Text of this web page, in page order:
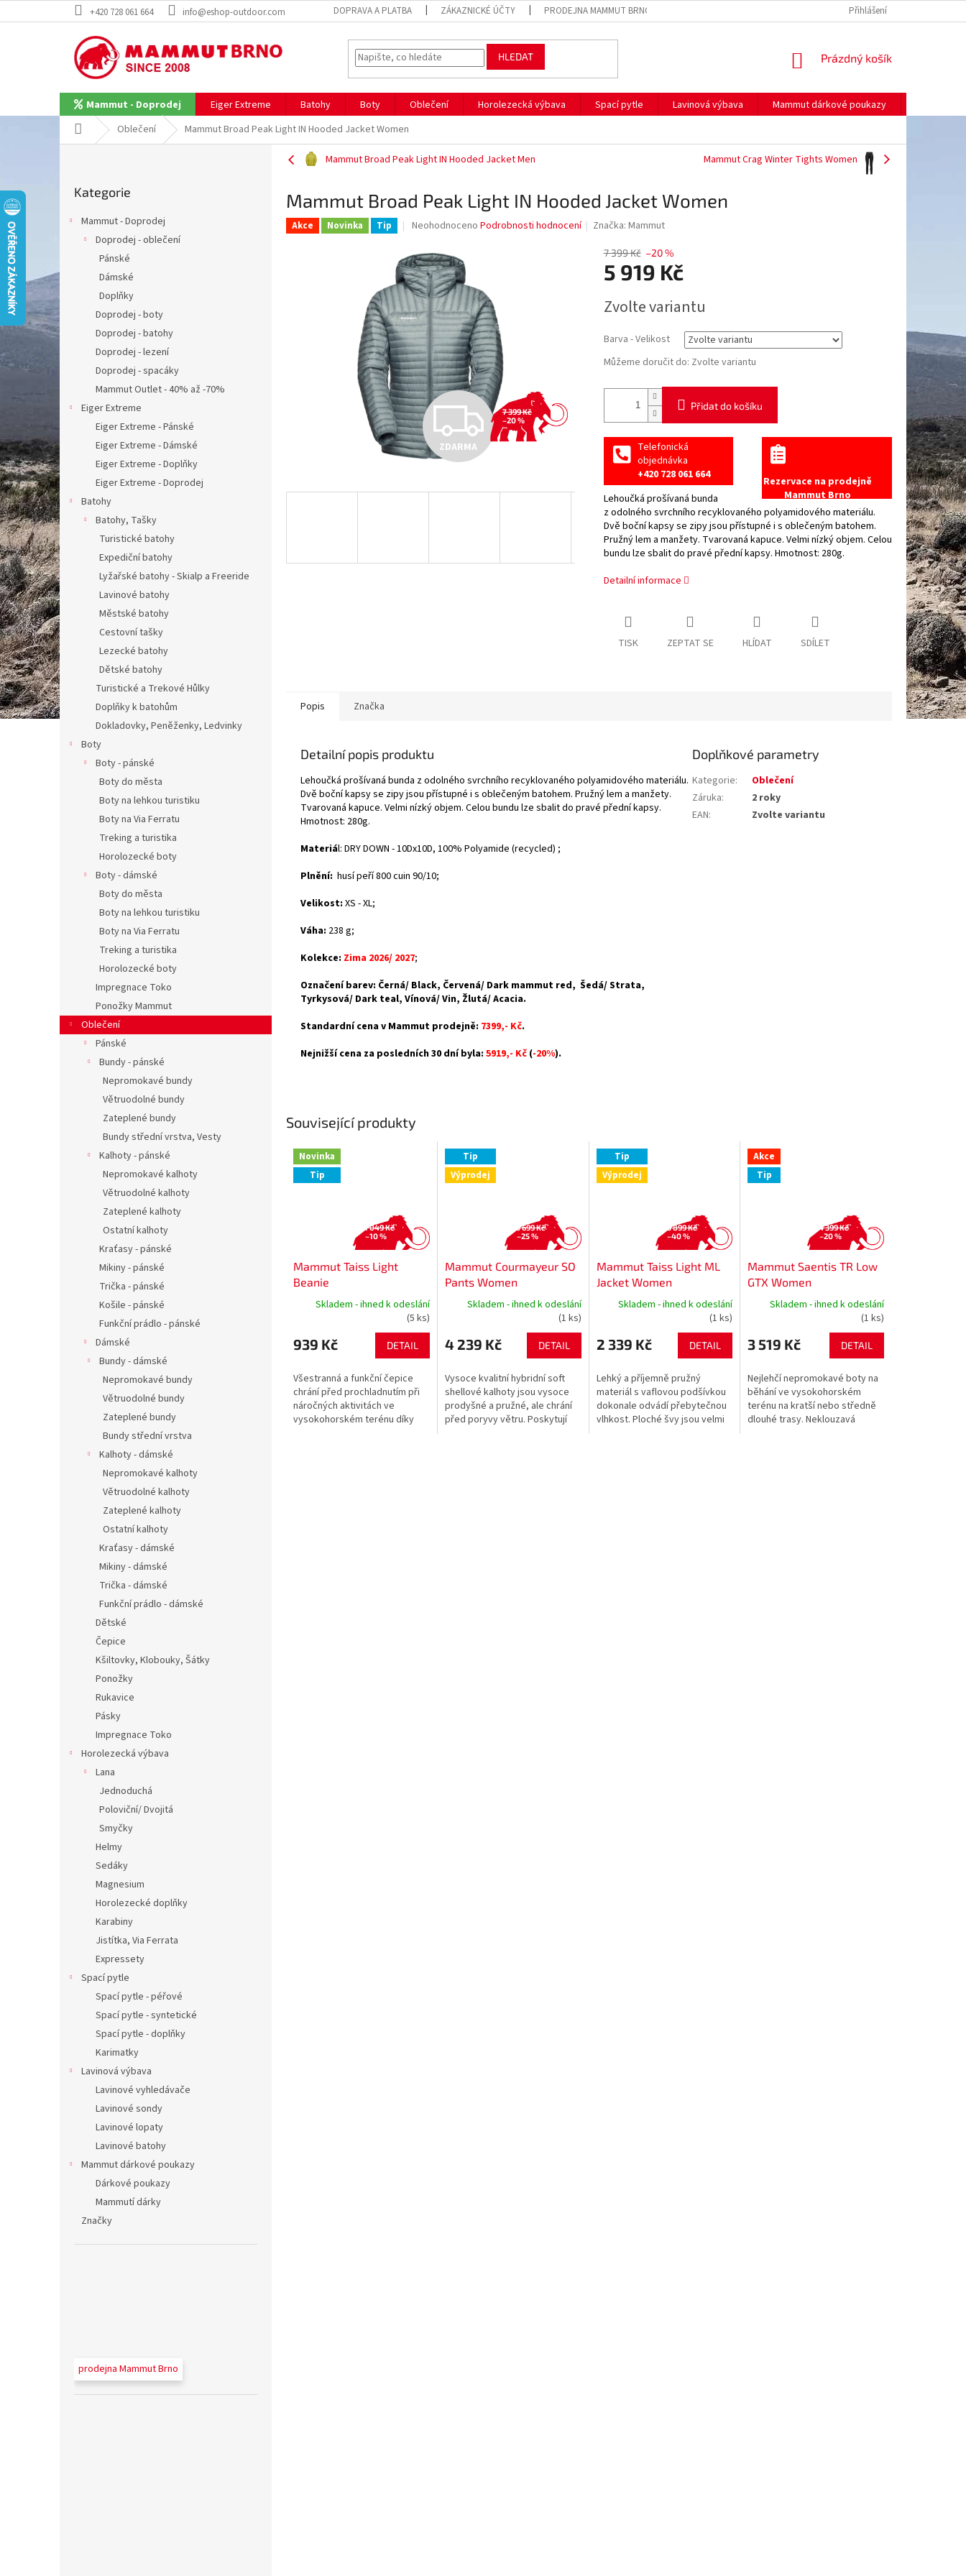
na
+420 728 061 664 info@eshop-outdoor.com DOPRAVA A PLATBA ZÁKAZNICKÉ ÚČTY PRODEJNA MAMMUT BRNO Přihlášení
HLEDAT
NÁKUPNÍ
Prázdný košík
Mammut - Doprodej Eiger Extreme Batohy Boty Oblečení Horolezecká výbava Spací pytle Lavinová výbava Mammut dárkové poukazy
Domů Oblečení Mammut Broad Peak Light IN Hooded Jacket Women
í
a
n
kategorie
Kategorie
Mammut - Doprodej
Doprodej - oblečení
Pánské
Dámské
Doplňky
Doprodej - boty
Doprodej - batohy
Doprodej - lezení
Doprodej - spacáky
Mammut Outlet - 40% až -70%
Eiger Extreme
Eiger Extreme - Pánské
Eiger Extreme - Dámské
Eiger Extreme - Doplňky
Eiger Extreme - Doprodej
Batohy
Batohy, Tašky
Turistické batohy
Expediční batohy
Lyžařské batohy - Skialp a Freeride
Lavinové batohy
Městské batohy
Cestovní tašky
Lezecké batohy
Dětské batohy
Turistické a Trekové Hůlky
Doplňky k batohům
Dokladovky, Peněženky, Ledvinky
Boty
Boty - pánské
Boty do města
Boty na lehkou turistiku
Boty na Via Ferratu
Treking a turistika
Horolozecké boty
Boty - dámské
Boty do města
Boty na lehkou turistiku
Boty na Via Ferratu
Treking a turistika
Horolozecké boty
Impregnace Toko
Ponožky Mammut
Oblečení
Pánské
Bundy - pánské
Nepromokavé bundy
Větruodolné bundy
Zateplené bundy
Bundy střední vrstva, Vesty
Kalhoty - pánské
Nepromokavé kalhoty
Větruodolné kalhoty
Zateplené kalhoty
Ostatní kalhoty
Kraťasy - pánské
Mikiny - pánské
Trička - pánské
Košile - pánské
Funkční prádlo - pánské
Dámské
Bundy - dámské
Nepromokavé bundy
Větruodolné bundy
Zateplené bundy
Bundy střední vrstva
Kalhoty - dámské
Nepromokavé kalhoty
Větruodolné kalhoty
Zateplené kalhoty
Ostatní kalhoty
Kraťasy - dámské
Mikiny - dámské
Trička - dámské
Funkční prádlo - dámské
Dětské
Čepice
Kšiltovky, Klobouky, Šátky
Ponožky
Rukavice
Pásky
Impregnace Toko
Horolezecká výbava
Lana
Jednoduchá
Poloviční/ Dvojitá
Smyčky
Helmy
Sedáky
Magnesium
Horolezecké doplňky
Karabiny
Jistítka, Via Ferrata
Expressety
Spací pytle
Spací pytle - péřové
Spací pytle - syntetické
Spací pytle - doplňky
Karimatky
Lavinová výbava
Lavinové vyhledávače
Lavinové sondy
Lavinové lopaty
Lavinové batohy
Mammut dárkové poukazy
Dárkové poukazy
Mammutí dárky
Značky
prodejna Mammut Brno
Mammut Broad Peak Light IN Hooded Jacket Men Mammut Crag Winter Tights Women
Mammut Broad Peak Light IN Hooded Jacket Women
Akce Novinka Tip
Průměrné
produktu
je
0,0
z
5
hvězdiček.
Neohodnoceno Podrobnosti hodnocení Značka:Mammut
Z
D
R
ZDARMA
7 399 Kč
–20 %
7 399 Kč –20 %
5 919 Kč
cena:
Zvolte variantu
Barva - Velikost
Můžeme doručit do: Zvolte variantu
Přidat do košíku
Rezervace na prodejně
Mammut Brno
Telefonická
objednávka
+420 728 061 664
Lehoučká prošívaná bunda
z odolného svrchního recyklovaného polyamidového materiálu.
Dvě boční kapsy se zipy jsou přístupné i s oblečeným batohem.
Pružný lem a manžety. Tvarovaná kapuce. Velmi nízký objem. Celou
bundu lze sbalit do pravé přední kapsy. Hmotnost: 280g.
Detailní informace
TISK ZEPTAT SE HLÍDAT SDÍLET
Související produkty
Novinka
Tip
1 049 Kč
–10 %
Mammut Taiss Light
Beanie
Skladem - ihned k odeslání
(5 ks)
939 Kč DETAIL
Všestranná a funkční čepice
chrání před prochladnutím při
náročných aktivitách ve
vysokohorském terénu díky
Tip
Výprodej
5 699 Kč
–25 %
Mammut Courmayeur SO
Pants Women
Skladem - ihned k odeslání
(1 ks)
4 239 Kč DETAIL
Vysoce kvalitní hybridní soft
shellové kalhoty jsou vysoce
prodyšné a pružné, ale chrání
před poryvy větru. Poskytují
Tip
Výprodej
3 899 Kč
–40 %
Mammut Taiss Light ML
Jacket Women
Skladem - ihned k odeslání
(1 ks)
2 339 Kč DETAIL
Lehký a příjemně pružný
materiál s vaflovou podšívkou
dokonale odvádí přebytečnou
vlhkost. Ploché švy jsou velmi
Akce
Tip
4 399 Kč
–20 %
Mammut Saentis TR Low
GTX Women
Skladem - ihned k odeslání
(1 ks)
3 519 Kč DETAIL
Nejlehčí nepromokavé boty na
běhání ve vysokohorském
terénu na kratší nebo středně
dlouhé trasy. Neklouzavá
Popis Značka
Detailní popis produktu
Lehoučká prošívaná bunda z odolného svrchního recyklovaného polyamidového materiálu.
Dvě boční kapsy se zipy jsou přístupné i s oblečeným batohem. Pružný lem a manžety.
Tvarovaná kapuce. Velmi nízký objem. Celou bundu lze sbalit do pravé přední kapsy.
Hmotnost: 280g.
Materiál: DRY DOWN - 10Dx10D, 100% Polyamide (recycled) ;
Plnění: husí peří 800 cuin 90/10;
Velikost: XS - XL;
Váha: 238 g;
Kolekce: Zima 2026/ 2027;
Označení barev: Černá/ Black, Červená/ Dark mammut red, Šedá/ Strata,
Tyrkysová/ Dark teal, Vínová/ Vin, Žlutá/ Acacia.
Standardní cena v Mammut prodejně: 7399,- Kč.
Nejnižší cena za posledních 30 dní byla: 5919,- Kč (-20%).
Doplňkové parametry
Kategorie:
Oblečení
Záruka:
2 roky
EAN: Zvolte variantu